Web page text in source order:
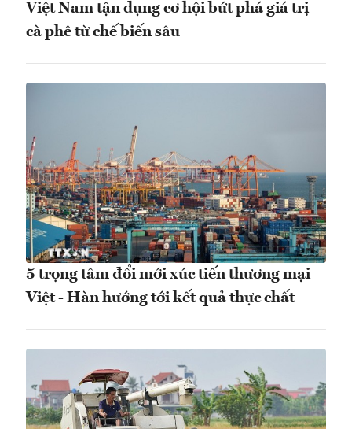
Việt Nam tận dụng cơ hội bứt phá giá trị
cà phê từ chế biến sâu
5 trọng tâm đổi mới xúc tiến thương mại
Việt - Hàn hướng tới kết quả thực chất